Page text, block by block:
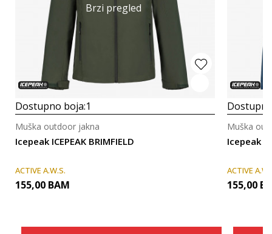
Brzi pregled
Dostupno boja:1
Icepeak ICEPEAK BRIMFIELD
Muška outdoor jakna
ACTIVE A.W.S.
155,00 BAM
Icepeak
Muška
ACTIVE
155,00